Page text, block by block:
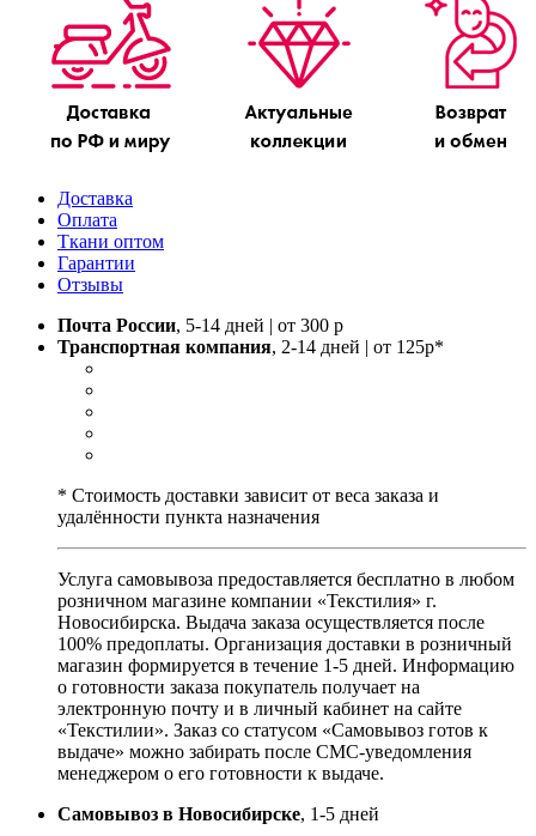
Доставка
Оплата
Ткани оптом
Гарантии
Отзывы
Почта России, 5-14 дней | от 300 р
Транспортная компания, 2-14 дней | от 125р*
* Стоимость доставки зависит от веса заказа и
удалённости пункта назначения
Услуга самовывоза предоставляется бесплатно в любом
розничном магазине компании «Текстилия» г.
Новосибирска. Выдача заказа осуществляется после
100% предоплаты. Организация доставки в розничный
магазин формируется в течение 1-5 дней. Информацию
о готовности заказа покупатель получает на
электронную почту и в личный кабинет на сайте
«Текстилии». Заказ со статусом «Самовывоз готов к
выдаче» можно забирать после СМС-уведомления
менеджером о его готовности к выдаче.
Самовывоз в Новосибирске, 1-5 дней